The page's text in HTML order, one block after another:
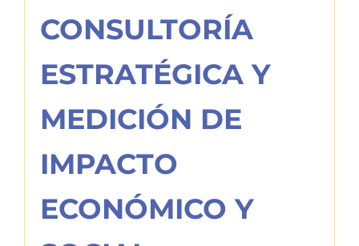
CONSULTORÍA
ESTRATÉGICA Y
MEDICIÓN DE
IMPACTO
ECONÓMICO Y